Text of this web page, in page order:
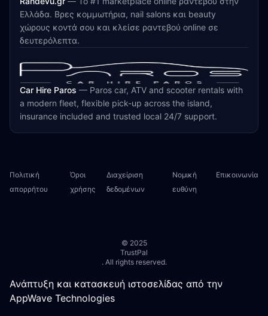
Ελλάδα. Βρες κομμωτήρια, nail salons και beauty
χώρους κοντά σου και κλείσε ραντεβού online σε
δευτερόλεπτα.
Car Hire Paros — Paros car, ATV and scooter rentals with
a modern fleet, flexible pick-up across the island,
insurance included and trusted local 24/7 support.
Πολιτική
απορρήτου
Όροι
χρήσης
Διαχείριση
δεδομένων
Νομική
ευθύνη
Επικοινωνία
© 2025
TrustPal
. All rights reserved.
Ανάπτυξη και κατασκευή ιστοσελίδας από την
AppWave Technologies